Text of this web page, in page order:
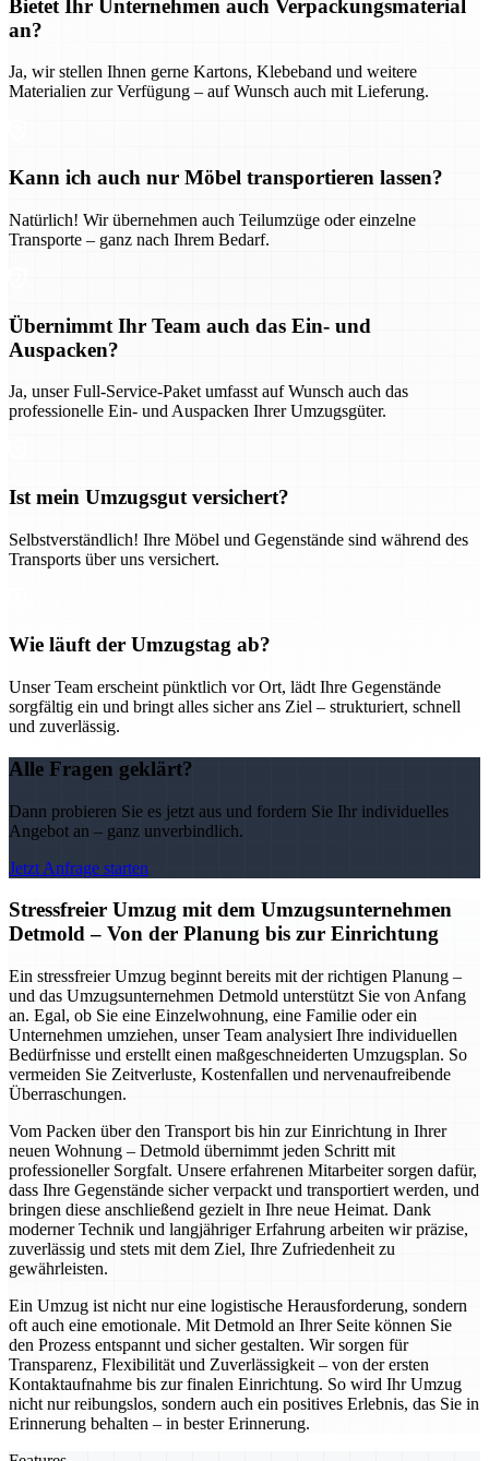
Bietet Ihr Unternehmen auch Verpackungsmaterial
an?
Ja, wir stellen Ihnen gerne Kartons, Klebeband und weitere
Materialien zur Verfügung – auf Wunsch auch mit Lieferung.
Kann ich auch nur Möbel transportieren lassen?
Natürlich! Wir übernehmen auch Teilumzüge oder einzelne
Transporte – ganz nach Ihrem Bedarf.
Übernimmt Ihr Team auch das Ein- und
Auspacken?
Ja, unser Full-Service-Paket umfasst auf Wunsch auch das
professionelle Ein- und Auspacken Ihrer Umzugsgüter.
Ist mein Umzugsgut versichert?
Selbstverständlich! Ihre Möbel und Gegenstände sind während des
Transports über uns versichert.
Wie läuft der Umzugstag ab?
Unser Team erscheint pünktlich vor Ort, lädt Ihre Gegenstände
sorgfältig ein und bringt alles sicher ans Ziel – strukturiert, schnell
und zuverlässig.
Alle Fragen geklärt?
Dann probieren Sie es jetzt aus und fordern Sie Ihr individuelles
Angebot an – ganz unverbindlich.
Jetzt Anfrage starten
Stressfreier Umzug mit dem Umzugsunternehmen
Detmold – Von der Planung bis zur Einrichtung
Ein stressfreier Umzug beginnt bereits mit der richtigen Planung –
und das Umzugsunternehmen Detmold unterstützt Sie von Anfang
an. Egal, ob Sie eine Einzelwohnung, eine Familie oder ein
Unternehmen umziehen, unser Team analysiert Ihre individuellen
Bedürfnisse und erstellt einen maßgeschneiderten Umzugsplan. So
vermeiden Sie Zeitverluste, Kostenfallen und nervenaufreibende
Überraschungen.
Vom Packen über den Transport bis hin zur Einrichtung in Ihrer
neuen Wohnung – Detmold übernimmt jeden Schritt mit
professioneller Sorgfalt. Unsere erfahrenen Mitarbeiter sorgen dafür,
dass Ihre Gegenstände sicher verpackt und transportiert werden, und
bringen diese anschließend gezielt in Ihre neue Heimat. Dank
moderner Technik und langjähriger Erfahrung arbeiten wir präzise,
zuverlässig und stets mit dem Ziel, Ihre Zufriedenheit zu
gewährleisten.
Ein Umzug ist nicht nur eine logistische Herausforderung, sondern
oft auch eine emotionale. Mit Detmold an Ihrer Seite können Sie
den Prozess entspannt und sicher gestalten. Wir sorgen für
Transparenz, Flexibilität und Zuverlässigkeit – von der ersten
Kontaktaufnahme bis zur finalen Einrichtung. So wird Ihr Umzug
nicht nur reibungslos, sondern auch ein positives Erlebnis, das Sie in
Erinnerung behalten – in bester Erinnerung.